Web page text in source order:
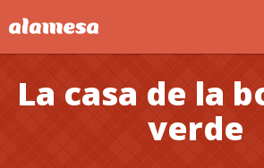
La casa de la
verde